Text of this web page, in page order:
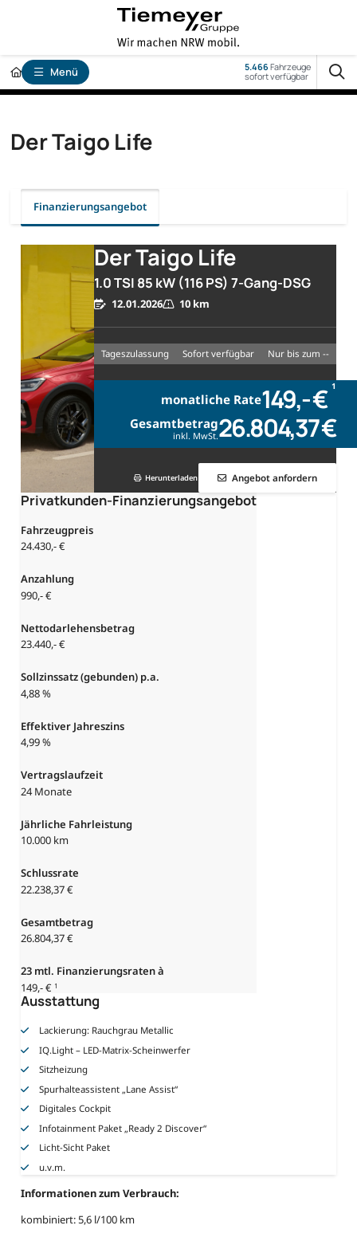
Menü 5.466Fahrzeuge
sofort verfügbar
Der Taigo Life
Finanzierungsangebot
Der Taigo Life
1.0 TSI 85 kW (116 PS) 7-Gang-DSG
12.01.2026 10 km
Tageszulassung sofort verfügbar nur bis zum --
monatliche Rate149,- € 1
Gesamtbetrag
inkl. MwSt.26.804,37 €
Herunterladen Angebot anfordern
Ausstattung
Lackierung: Rauchgrau Metallic
IQ.Light – LED-Matrix-Scheinwerfer
Sitzheizung
Spurhalteassistent „Lane Assist“
Digitales Cockpit
Infotainment Paket „Ready 2 Discover“
Licht-Sicht Paket
u.v.m.
Privatkunden-Finanzierungsangebot
Fahrzeugpreis
24.430,- €
Anzahlung
990,- €
Nettodarlehensbetrag
23.440,- €
Sollzinssatz (gebunden) p.a.
4,88 %
Effektiver Jahreszins
4,99 %
Vertragslaufzeit
24 Monate
Jährliche Fahrleistung
10.000 km
Schlussrate
22.238,37 €
Gesamtbetrag
26.804,37 €
23 mtl. Finanzierungsraten à
149,- € 1
Informationen zum Verbrauch:
kombiniert: 5,6 l/100 km